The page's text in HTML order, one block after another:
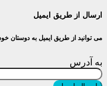
ارسال از طریق ایمیل
می توانید از طریق ایمیل به دوستان
به آدرس